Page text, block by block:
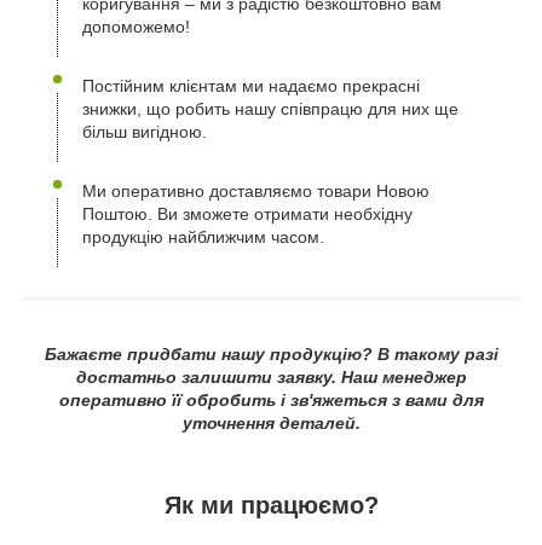
коригування – ми з радістю безкоштовно вам
допоможемо!
Постійним клієнтам ми надаємо прекрасні
знижки, що робить нашу співпрацю для них ще
більш вигідною.
Ми оперативно доставляємо товари Новою
Поштою. Ви зможете отримати необхідну
продукцію найближчим часом.
Бажаєте придбати нашу продукцію? В такому разі
достатньо залишити заявку. Наш менеджер
оперативно її обробить і зв'яжеться з вами для
уточнення деталей.
Як ми працюємо?